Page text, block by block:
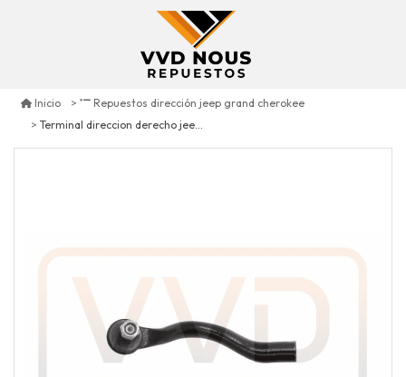
Inicio
Repuestos dirección jeep grand cherokee
Terminal direccion derecho jeep grand cherokee 5.7 2011/2015